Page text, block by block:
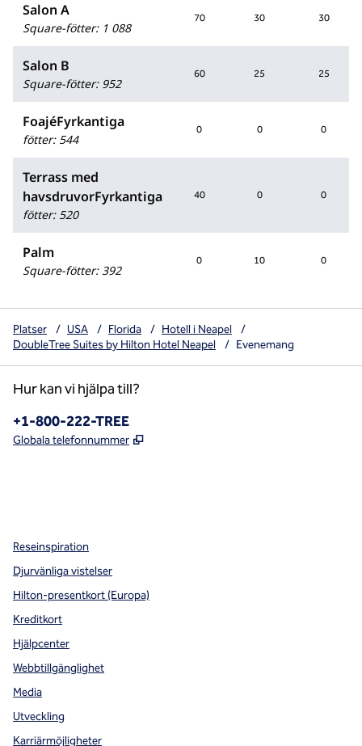
Salon A
Square-fötter: 1 088
70 30 30
Salon B
Square-fötter: 952
60 25 25
FoajéFyrkantiga
fötter: 544
0 0 0
Terrass med
havsdruvorFyrkantiga
fötter: 520
40 0 0
Palm
Square-fötter: 392
0 10 0
Platser / USA / Florida / Hotell i Neapel
/
DoubleTree Suites by Hilton Hotel Neapel
/ Evenemang
Hur kan vi hjälpa till?
Telefon:
+1-800-222-TREE
Globala telefonnummer ,
Reseinspiration
Djurvänliga vistelser
Hilton-presentkort (Europa)
Kreditkort
Hjälpcenter
Webbtillgänglighet
Media
Utveckling
Karriärmöjligheter